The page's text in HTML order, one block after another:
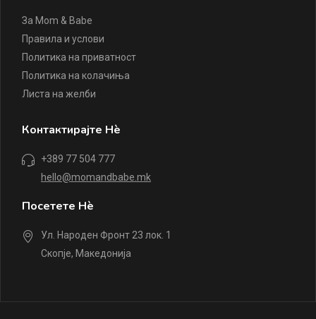
За Mom & Babe
Правила и услови
Политика на приватност
Политика на колачиња
Листа на желби
Контактирајте Нè
+389 77 504 777
hello@momandbabe.mk
Посетете Нè
Ул. Народен Фронт 23 лок. 1
Скопје, Македонија